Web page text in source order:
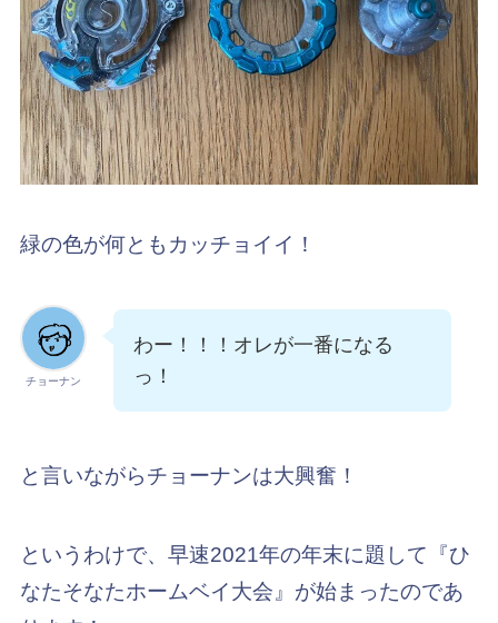
緑の色が何ともカッチョイイ！
チョーナン
わー！！！オレが一番になる
っ！
と言いながらチョーナンは大興奮！
というわけで、早速2021年の年末に題して『ひ
なたそなたホームベイ大会』が始まったのであ